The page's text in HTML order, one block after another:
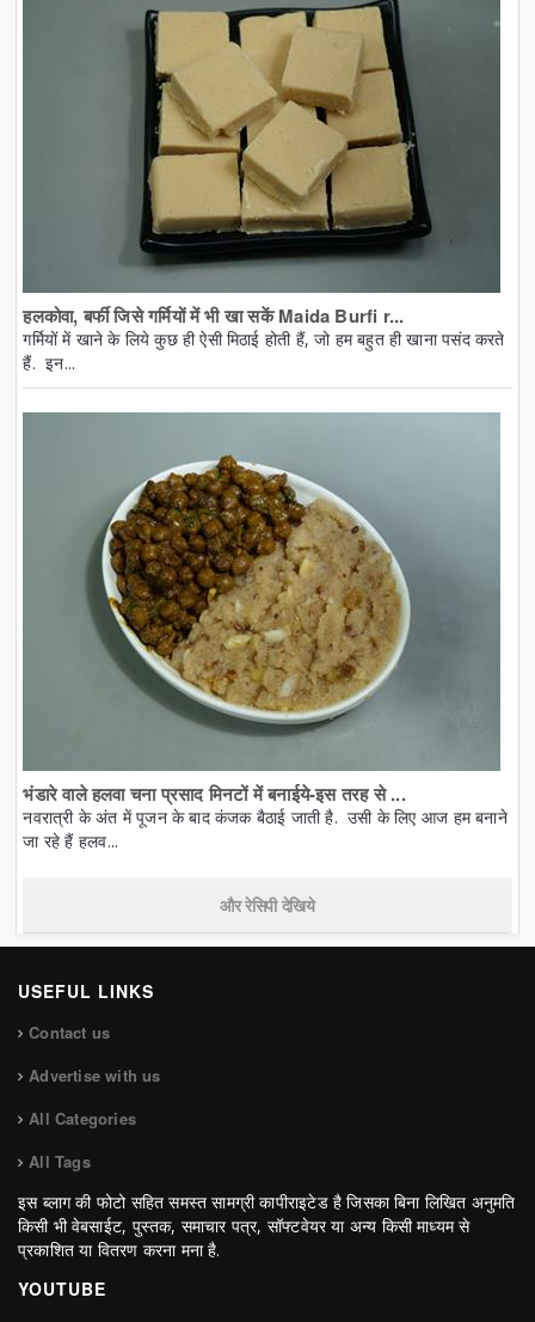
हलकोवा, बर्फी जिसे गर्मियों में भी खा सकें Maida Burfi r...
गर्मियों में खाने के लिये कुछ ही ऐसी मिठाई होती हैं, जो हम बहुत ही खाना पसंद करते
हैं. इन...
भंडारे वाले हलवा चना प्रसाद मिनटों में बनाईये-इस तरह से ...
नवरात्री के अंत में पूजन के बाद कंजक बैठाई जाती है. उसी के लिए आज हम बनाने
जा रहे हैं हलव...
और रेसिपी देखिये
USEFUL LINKS
Contact us
Advertise with us
All Categories
All Tags
इस ब्लाग की फोटो सहित समस्त सामग्री कापीराइटेड है जिसका बिना लिखित अनुमति
किसी भी वेबसाईट, पुस्तक, समाचार पत्र, सॉफ्टवेयर या अन्य किसी माध्यम से
प्रकाशित या वितरण करना मना है.
YOUTUBE